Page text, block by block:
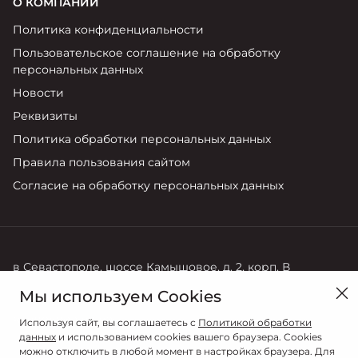
Политика конфиденциальности
Пользовательское соглашение на обработку
персональных данных
Новости
Реквизиты
Политика обработки персональных данных
Правила пользования сайтом
Согласие на обработку персональных данных
в Севастополе, шоссе Камышовое, д. 2, корп. В
Продажи
8 (978) 800-92-92
Мы используем Cookies
Используя сайт, вы соглашаетесь с Политикой обработки
данных и использованием cookies вашего браузера. Cookies
можно отключить в любой момент в настройках браузера. Для